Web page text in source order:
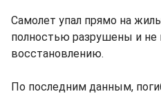
Самолет упал прямо на
полностью разрушены и не
восстановлению.
По последним данным,